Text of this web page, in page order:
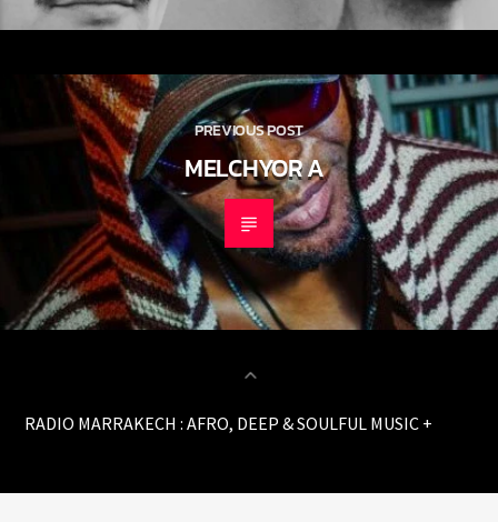
PREVIOUS POST
MELCHYOR A
RADIO MARRAKECH : AFRO, DEEP & SOULFUL MUSIC +